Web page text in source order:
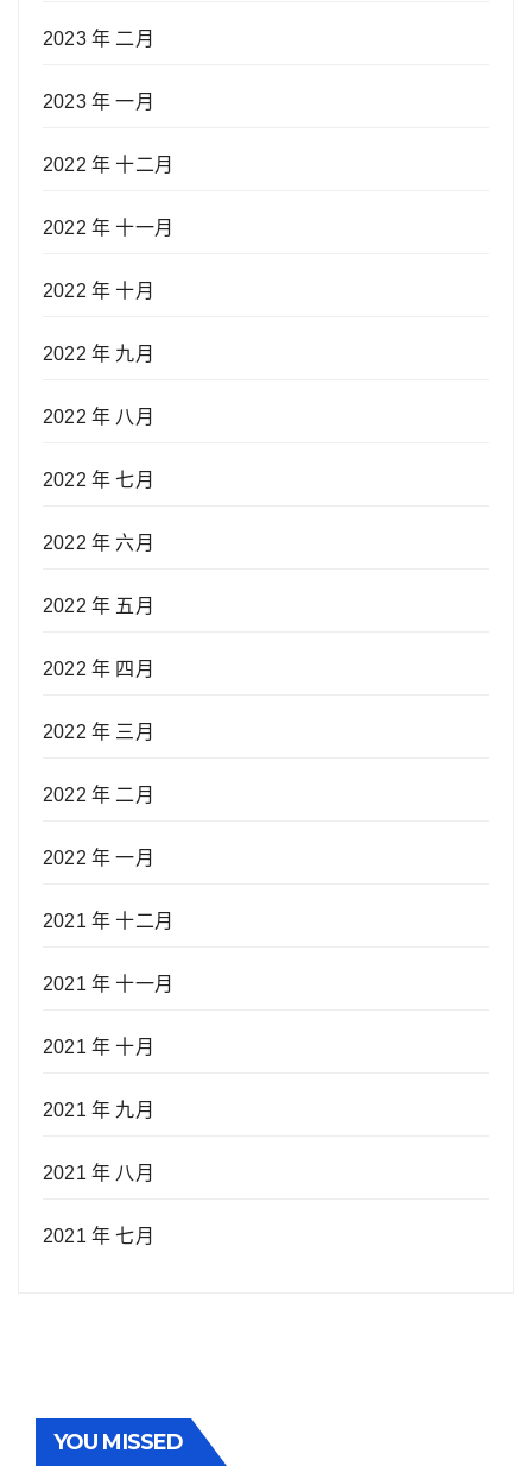
2023 年 二月
2023 年 一月
2022 年 十二月
2022 年 十一月
2022 年 十月
2022 年 九月
2022 年 八月
2022 年 七月
2022 年 六月
2022 年 五月
2022 年 四月
2022 年 三月
2022 年 二月
2022 年 一月
2021 年 十二月
2021 年 十一月
2021 年 十月
2021 年 九月
2021 年 八月
2021 年 七月
YOU MISSED